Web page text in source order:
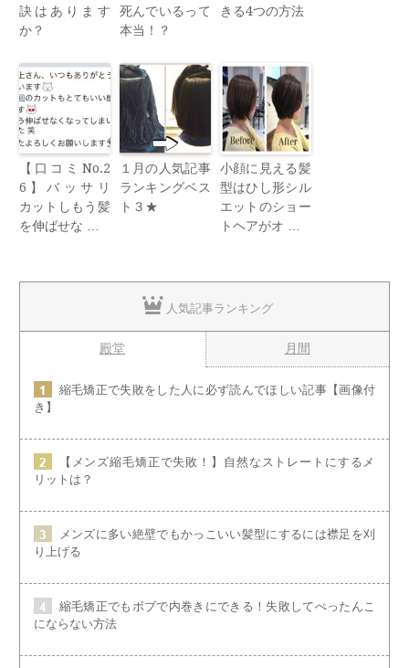
訣はあります
か？
死んでいるって
本当！？
きる4つの方法
【口コミNo.2
6】バッサリ
カットしもう髪
を伸ばせな …
１月の人気記事
ランキングベス
ト３★
小顔に見える髪
型はひし形シル
エットのショー
トヘアがオ …
人気記事ランキング
殿堂 月間
縮毛矯正で失敗をした人に必ず読んでほしい記事【画像付
き】
【メンズ縮毛矯正で失敗！】自然なストレートにするメ
リットは？
メンズに多い絶壁でもかっこいい髪型にするには襟足を刈
り上げる
縮毛矯正でもボブで内巻きにできる！失敗してぺったんこ
にならない方法